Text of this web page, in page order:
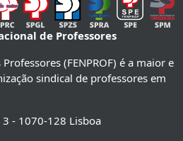
de Professores
(FENPROF) é a maior e
sindical de professores em
3 - 1070-128 Lisboa